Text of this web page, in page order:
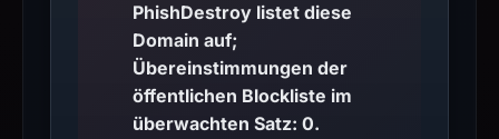
PhishDestroy listet diese
Domain auf;
Übereinstimmungen der
öffentlichen Blockliste im
überwachten Satz: 0.